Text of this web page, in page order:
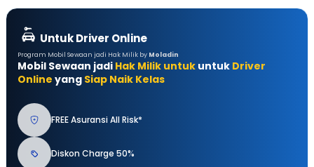
Untuk Driver Online
Program Mobil Sewaan jadi Hak Milik by Moladin
Mobil Sewaan jadi Hak Milik untuk untuk Driver
Online yang Siap Naik Kelas
FREE Asuransi All Risk*
Diskon Charge 50%